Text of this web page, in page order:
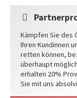
Kämpfen Sie des
Ihren Kundinnen
retten können,
überhaupt
erhalten 20%
Sie mit uns